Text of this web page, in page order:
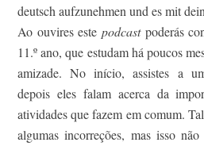
deutsch aufzunehmen und es mit
Ao ouvires este podcastpoderás
11.º ano, que estudam há poucos
amizade. No início, assistes a
depois eles falam acerca da
atividades que fazem em comum.
algumas incorreções, mas isso